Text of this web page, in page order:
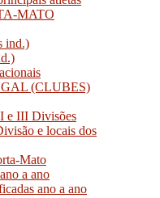
MATO
ind.)
(CLUBES)
e III Divisões
e locais dos
Mato
a ano
ano a ano